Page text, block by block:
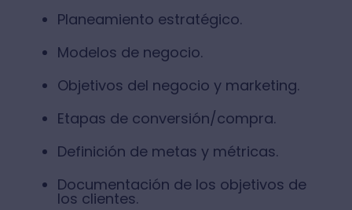
Planeamiento estratégico.
Modelos de negocio.
Objetivos del negocio y marketing.
Etapas de conversión/compra.
Definición de metas y métricas.
Documentación de los objetivos de
los clientes.